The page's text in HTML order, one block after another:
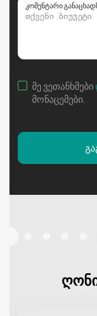
კომენტარი
მე ვეთანხმები
მონაცემები.